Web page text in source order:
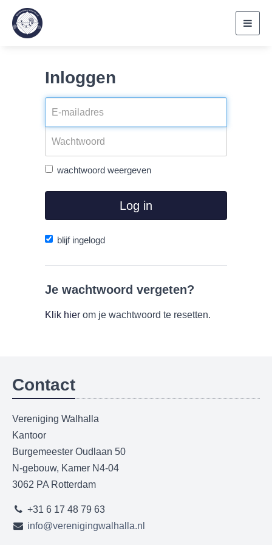
Inloggen
wachtwoord weergeven
Log in
blijf ingelogd
Je wachtwoord vergeten?
Klik hier om je wachtwoord te resetten.
Contact
Vereniging Walhalla
Kantoor
Burgemeester Oudlaan 50
N-gebouw, Kamer N4-04
3062 PA Rotterdam
+31 6 17 48 79 63
info@verenigingwalhalla.nl